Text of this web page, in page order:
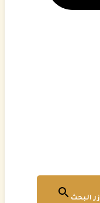
زر البحث